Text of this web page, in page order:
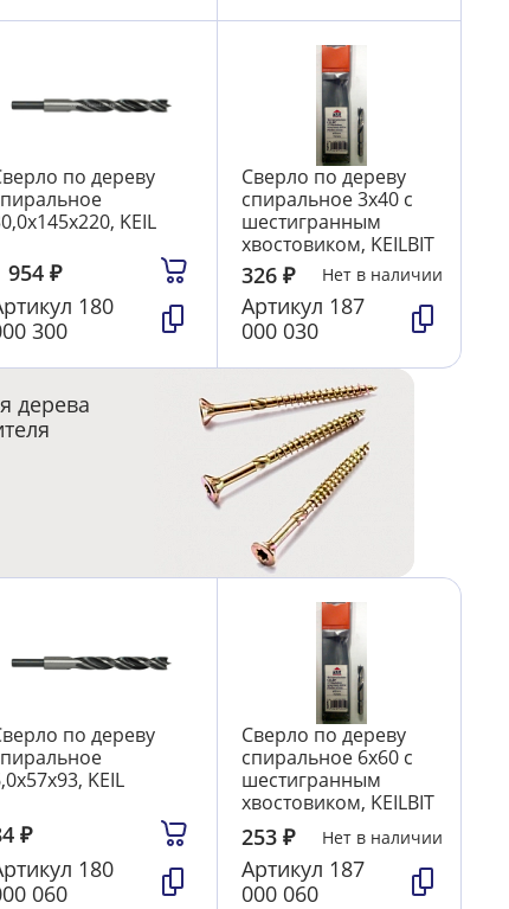
по дереву
KEIL
954₽
180
300
Сверло по дереву
спиральное 3х40 с
шестигранным
хвостовиком, KEILBIT
326 ₽ Нет в наличии
Артикул 187
000 030
дерева
по дереву
KEIL
₽
180
060
Сверло по дереву
спиральное 6х60 с
шестигранным
хвостовиком, KEILBIT
253 ₽ Нет в наличии
Артикул 187
000 060